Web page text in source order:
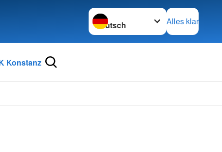
Sprache wechseln zu
Alles klar
Konstanz